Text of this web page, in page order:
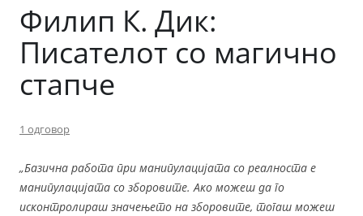
Филип К. Дик:
Писателот со магично
стапче
1 одговор
„Базична работа при манипулацијата со реалноста е
манипулацијата со зборовите. Ако можеш да го
исконтролираш значењето на зборовите, тогаш можеш